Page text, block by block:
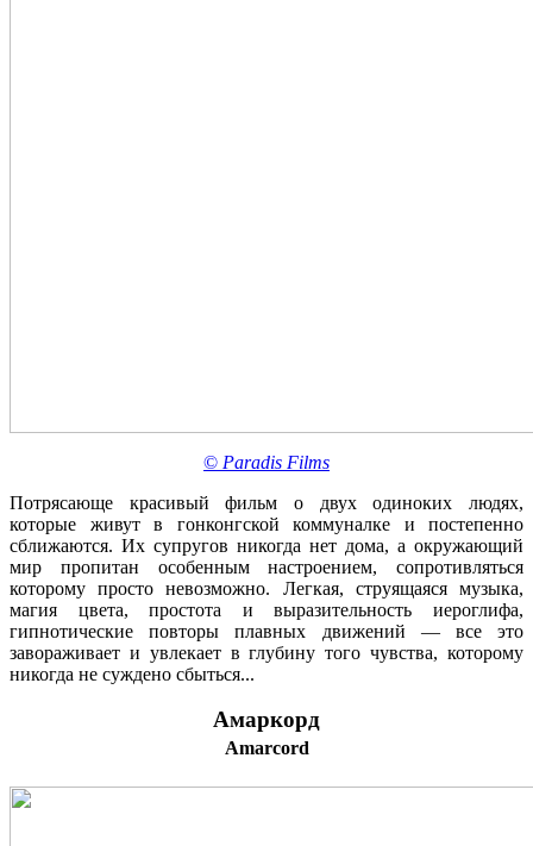
© Paradis Films
Потрясающе красивый фильм о двух одиноких людях,
которые живут в гонконгской коммуналке и постепенно
сближаются. Их супругов никогда нет дома, а окружающий
мир пропитан особенным настроением, сопротивляться
которому просто невозможно. Легкая, струящаяся музыка,
магия цвета, простота и выразительность иероглифа,
гипнотические повторы плавных движений — все это
завораживает и увлекает в глубину того чувства, которому
никогда не суждено сбыться...
Амаркорд
Amarcord